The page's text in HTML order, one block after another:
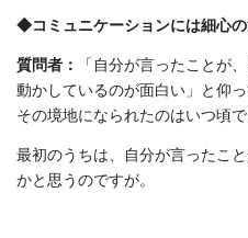
◆コミュニケーションには細心
質問者：
「自分が言ったことが
動かしているのが面白い」と仰
その境地になられたのはいつ頃で
最初のうちは、自分が言ったこ
かと思うのですが。